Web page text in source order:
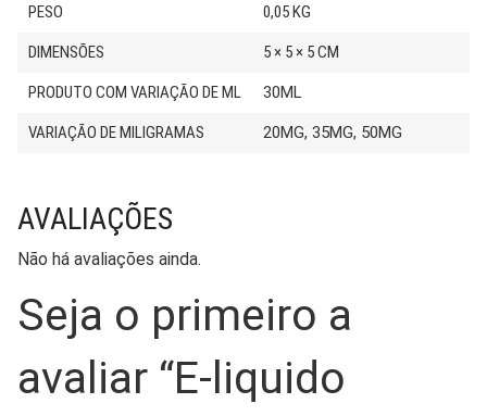
PESO 0,05 KG
DIMENSÕES 5 × 5 × 5 CM
PRODUTO COM VARIAÇÃO DE ML 30ML
VARIAÇÃO DE MILIGRAMAS 20MG, 35MG, 50MG
AVALIAÇÕES
Não há avaliações ainda.
Seja o primeiro a
avaliar “E-liquido